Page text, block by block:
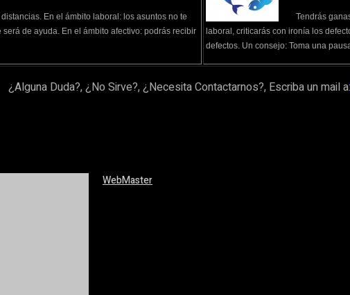
En el ámbito laboral: los asuntos no te
de ayuda. En el ámbito afectivo: podrás recibir
Tendrás
laboral, criticarás con ironía los
defectos. Un consejo: Toma una
¿Alguna Duda?, ¿No Sirve?, ¿Necesita Contactarnos?, Escriba un mail a:
WebMaster